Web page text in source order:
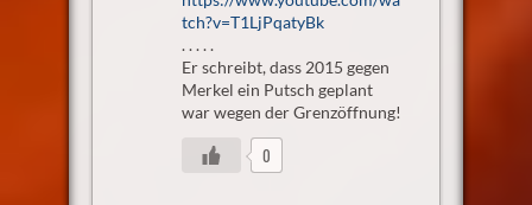
tch?v=T1LjPqatyBk
. . . . .
Er schreibt, dass 2015 gegen
Merkel ein Putsch geplant
war wegen der Grenzöffnung!
0